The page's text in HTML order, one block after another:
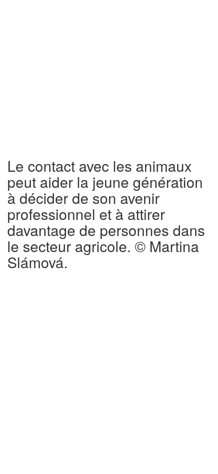
Le contact avec les animaux
peut aider la jeune génération
à décider de son avenir
professionnel et à attirer
davantage de personnes dans
le secteur agricole. © Martina
Slámová.